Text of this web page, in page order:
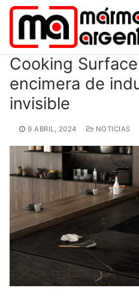
contenido
Cooking
encimera de
invisible
9 ABRIL, 2024 NOTICIAS